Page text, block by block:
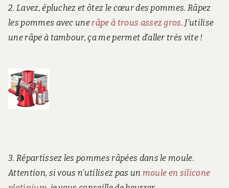
2. Lavez, épluchez et ôtez le cœur des pommes. Râpez
les pommes avec une râpe à trous assez gros. J’utilise
une râpe à tambour, ça me permet d’aller très vite !
3. Répartissez les pommes râpées dans le moule.
Attention, si vous n’utilisez pas un moule en silicone